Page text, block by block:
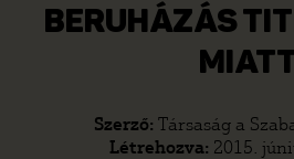
BERUHÁZÁS
Szerző: Társaság a
Létrehozva: 2015.